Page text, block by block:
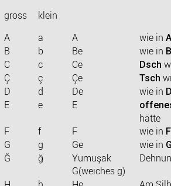
gross
klein
A a A wie in A
B
b Be wie in B
C
c Ce Dsch
Ç
ç Çe Tsch
D
d De wie in D
E
e E
hätte
F f F wie in F
G
g Ge wie in G
Ğ
ğ
Yumuşak
G(weiches g)